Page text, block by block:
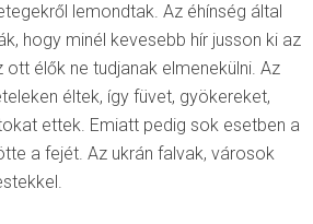
lemondtak. Az éhínség által
hogy minél kevesebb hír jusson ki az
élők ne tudjanak elmenekülni. Az
éltek, így füvet, gyökereket,
ettek. Emiatt pedig sok esetben a
a fejét. Az ukrán falvak, városok